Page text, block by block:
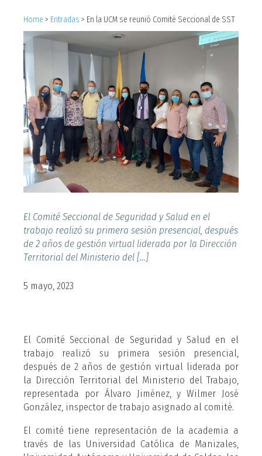
Home > Entradas > En la UCM se reunió Comité Seccional de SST
El Comité Seccional de Seguridad y Salud en el
trabajo realizó su primera sesión presencial, después
de 2 años de gestión virtual liderada por la Dirección
Territorial del Ministerio del […]
5 mayo, 2023
El Comité Seccional de Seguridad y Salud en el
trabajo realizó su primera sesión presencial,
después de 2 años de gestión virtual liderada por
la Dirección Territorial del Ministerio del Trabajo,
representada por Álvaro Jiménez, y Wilmer José
González, inspector de trabajo asignado al comité.
El comité tiene representación de la academia a
través de las Universidad Católica de Manizales,